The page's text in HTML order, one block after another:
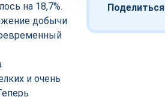
на 18,7%.
добычи
и очень
Поделиться